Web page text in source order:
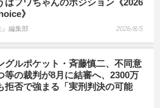
》
』編集部 2026/8/5
グルポケット・斉藤慎二、不同意
等の裁判が8月に結審へ、2300万
拒否で強まる「実刑判決の可能